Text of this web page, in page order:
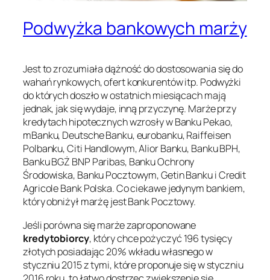
Podwyżka bankowych marży
Jest to zrozumiała dążność do dostosowania się do
wahań rynkowych, ofert konkurentów itp. Podwyżki
do których doszło w ostatnich miesiącach mają
jednak, jak się wydaje, inną przyczynę. Marże przy
kredytach hipotecznych wzrosły w Banku Pekao,
mBanku, Deutsche Banku, eurobanku, Raiffeisen
Polbanku, Citi Handlowym, Alior Banku, Banku BPH,
Banku BGŻ BNP Paribas, Banku Ochrony
Środowiska, Banku Pocztowym, Getin Banku i Credit
Agricole Bank Polska. Co ciekawe jedynym bankiem,
który obniżył marżę jest Bank Pocztowy.
Jeśli porówna się marże zaproponowane
kredytobiorcy, który chce pożyczyć 196 tysięcy
złotych posiadając 20% wkładu własnego w
styczniu 2015 z tymi, które proponuje się w styczniu